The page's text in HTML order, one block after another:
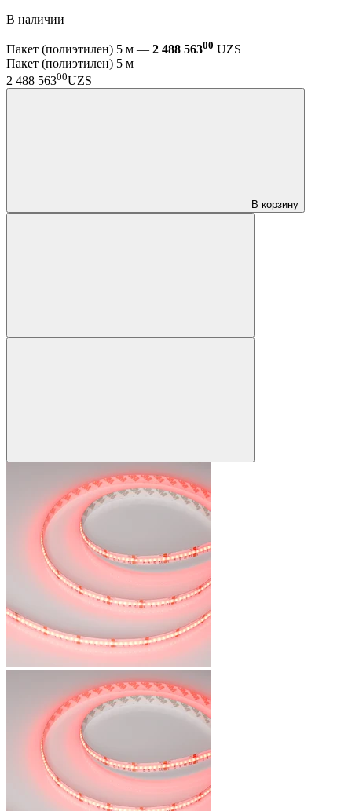
В наличии
Пакет (полиэтилен) 5 м — 2 488 56300 UZS
Пакет (полиэтилен) 5 м
2 488 56300UZS
В корзину